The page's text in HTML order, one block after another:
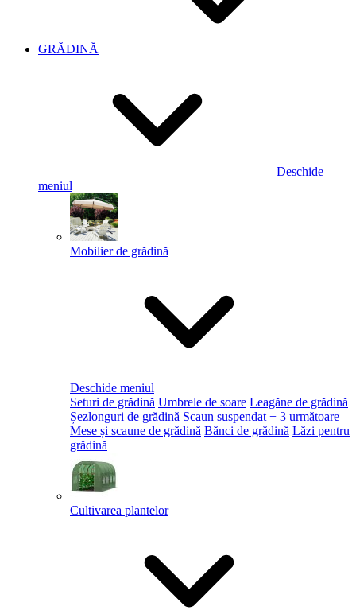
GRĂDINĂ
Deschide
meniul
Mobilier de grădină
Deschide meniul
Seturi de grădină Umbrele de soare Leagăne de grădină
Șezlonguri de grădină Scaun suspendat + 3 următoare
Mese și scaune de grădină Bănci de grădină Lăzi pentru
grădină
Cultivarea plantelor